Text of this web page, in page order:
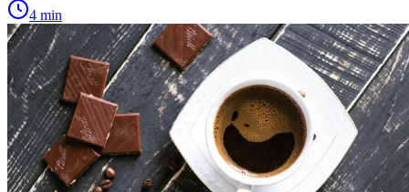
4 min